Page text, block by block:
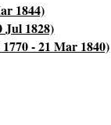
1844)
1828)
- 21 Mar 1840)